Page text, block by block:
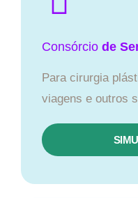
Consórcio de
Para cirurgia
viagens e outros